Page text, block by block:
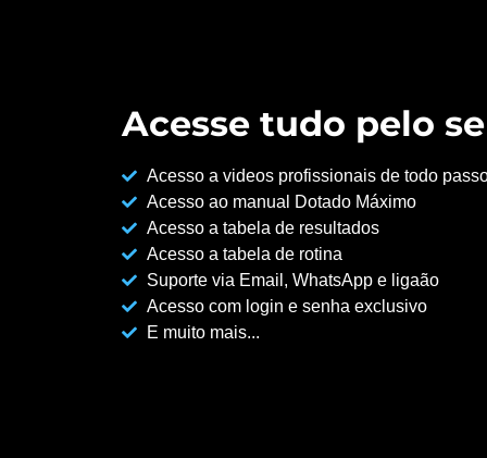
Acesse tudo pelo
Acesso a videos profissionais de todo
Acesso ao manual Dotado Máximo
Acesso a tabela de resultados
Acesso a tabela de rotina
Suporte via Email, WhatsApp e ligaão
Acesso com login e senha exclusivo
E muito mais...